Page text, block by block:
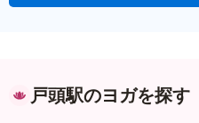
戸頭駅のヨガを探す